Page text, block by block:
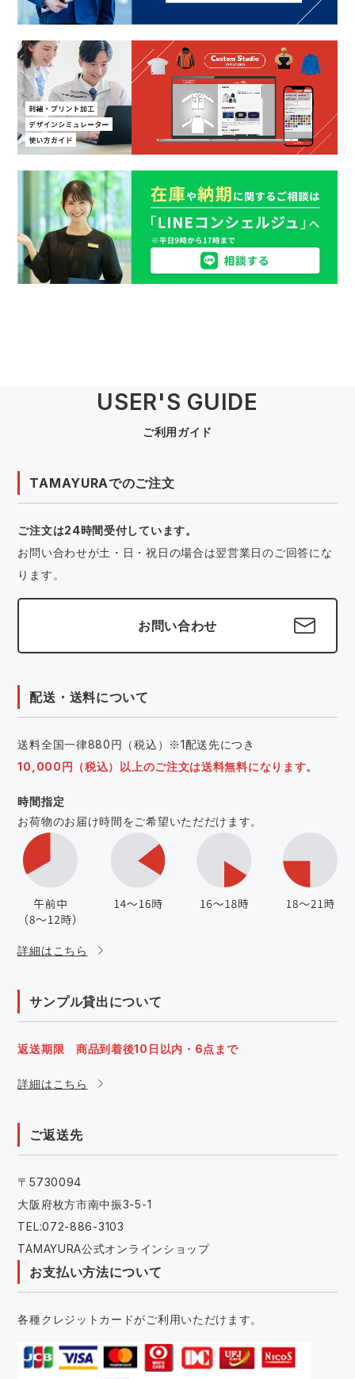
USER'S GUIDE
ご利用ガイド
TAMAYURAでのご注文
ご注文は24時間受付しています。
お問い合わせが土・日・祝日の場合は翌営業日のご回答にな
ります。
お問い合わせ
配送・送料について
送料全国一律880円（税込）※1配送先につき
10,000円（税込）以上のご注文は送料無料になります。
時間指定
お荷物のお届け時間をご希望いただだけます。
詳細はこちら
サンプル貸出について
返送期限 商品到着後10日以内・6点まで
詳細はこちら
ご返送先
〒5730094
大阪府枚方市南中振3-5-1
TEL:072-886-3103
TAMAYURA公式オンラインショップ
お支払い方法について
各種クレジットカードがご利用いただけます。